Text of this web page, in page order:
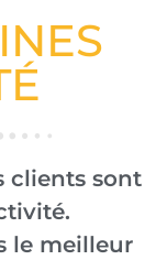
clients sont
le meilleur